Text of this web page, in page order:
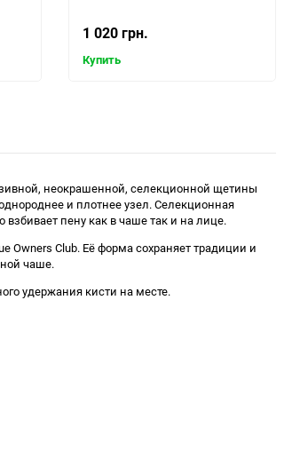
1 020 грн.
Купить
неокрашенной, селекционной щетины
и плотнее узел. Селекционная
пену как в чаше так и на лице.
Owners Club. Её форма сохраняет традиции и
чаше.
удержания кисти на месте.